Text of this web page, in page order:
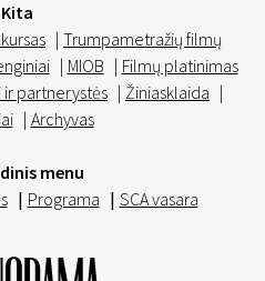
Kita
| Trumpametražių filmų
| MIOB | Filmų platinimas
ir partnerystės | Žiniasklaida |
| Archyvas
menu
| Programa | SCA vasara